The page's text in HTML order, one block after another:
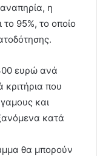
η
το 95%, το οποίο
ευρώ ανά
κριτήρια που
και
κατά
θα μπορούν